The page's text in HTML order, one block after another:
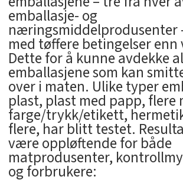
emballasje- og
næringsmiddelprodusenter
med tøffere betingelser enn
Dette for å kunne avdekke
emballasjene som kan
over i maten. Ulike typer
plast, plast med papp, flere
farge/trykk/etikett,
flere, har blitt testet.
være oppløftende for både
matprodusenter,
og forbrukere: